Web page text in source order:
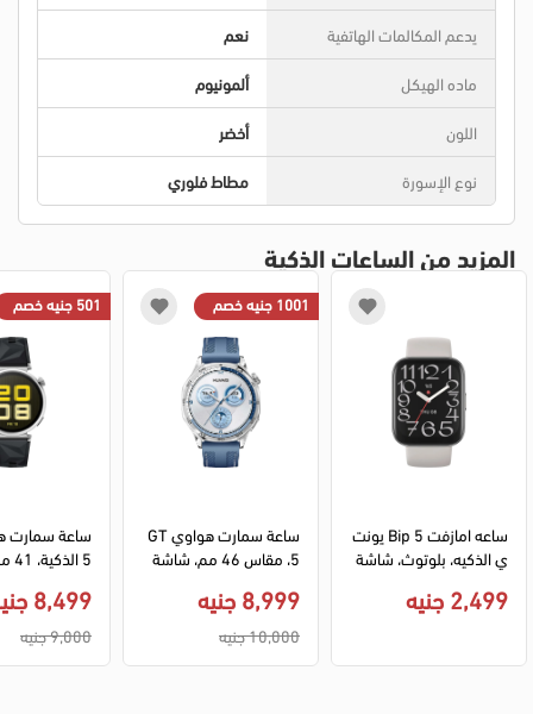
يدعم المكالمات الهاتفية
نعم
ماده الهيكل
ألمونيوم
اللون
أخضر
نوع الإسورة
مطاط فلوري
المزيد من الساعات الذكية
ساعه امازفت Bip 5 يونت
ة للماء، رمادي، A2324
2,499 جنيه
1001 جنيه خصم
بلوتوث، سوار منسوج أزر
ق، VLI-B19
8,999 جنيه
10,000 جنيه
501 جنيه خصم
مة للماء،
NA-B19
8,499 جنيه
9,000 جنيه